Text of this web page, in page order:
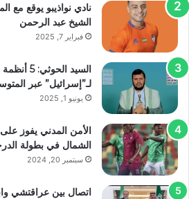
نادي نواذيبو يوقع مع
الشيخ عبد الرحمن
فبراير 7, 2025
السيد
لـ”إسرائيل” عبر
يونيو 1, 2025
الأمن المدني يفوز
الشمال في بطولة
سبتمبر 20, 2024
اتصال بين عراقتشي